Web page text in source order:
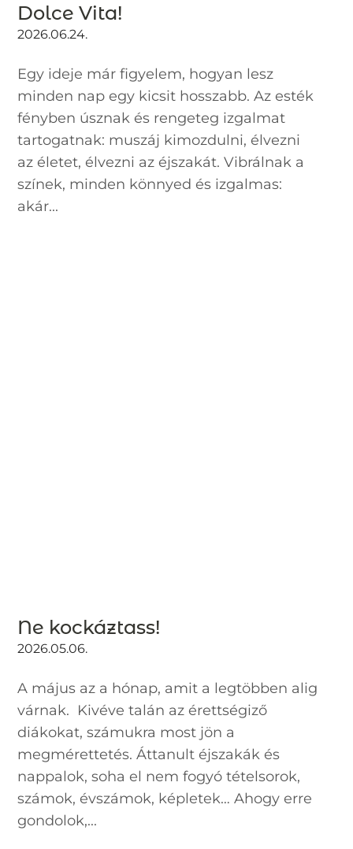
Dolce Vita!
2026.06.24.
Egy ideje már figyelem, hogyan lesz
minden nap egy kicsit hosszabb. Az esték
fényben úsznak és rengeteg izgalmat
tartogatnak: muszáj kimozdulni, élvezni
az életet, élvezni az éjszakát. Vibrálnak a
színek, minden könnyed és izgalmas:
akár...
Ne kockáztass!
2026.05.06.
A május az a hónap, amit a legtöbben alig
várnak. Kivéve talán az érettségiző
diákokat, számukra most jön a
megmérettetés. Áttanult éjszakák és
nappalok, soha el nem fogyó tételsorok,
számok, évszámok, képletek… Ahogy erre
gondolok,...